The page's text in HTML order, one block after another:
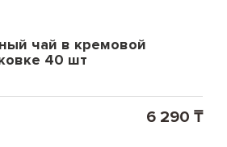
чай в кремовой
40 шт
6 290 ₸